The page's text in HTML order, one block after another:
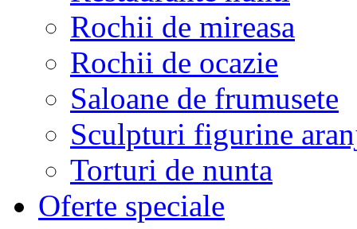
Rochii de mireasa
Rochii de ocazie
Saloane de frumusete
Sculpturi figurine
Torturi de nunta
Oferte speciale